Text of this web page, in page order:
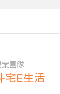
案團隊
宅E生活